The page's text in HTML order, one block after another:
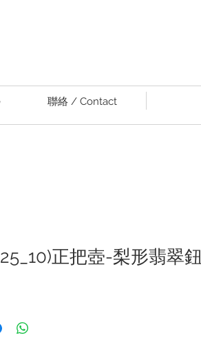
聯絡 / Contact
正把壺-梨形翡翠鈕